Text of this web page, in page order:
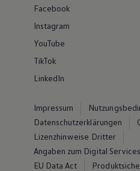
Facebook
Instagram
YouTube
TikTok
LinkedIn
Impressum
Datenschutzerklärungen
Lizenzhinweise Dritter
Angaben zum Digital
EU Data Act